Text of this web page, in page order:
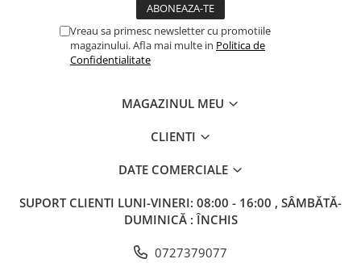
Vreau sa primesc newsletter cu promotiile
magazinului. Afla mai multe in Politica de
Confidentialitate
MAGAZINUL MEU
CLIENTI
DATE COMERCIALE
SUPORT CLIENTI LUNI-VINERI: 08:00 - 16:00 , SÂMBĂTĂ-
DUMINICĂ : ÎNCHIS
0727379077